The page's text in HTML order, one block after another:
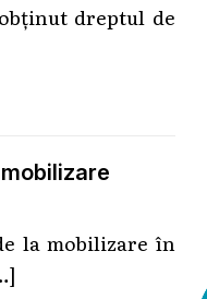
dreptul de
la mobilizare în